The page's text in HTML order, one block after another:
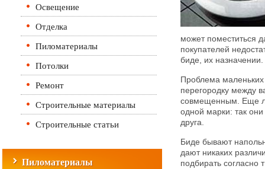
Освещение
Отделка
Пиломатериалы
Потолки
Ремонт
Строительные материалы
Строительные статьи
Пиломатериалы
может поместиться
покупателей
биде, их назначении.
Проблема
перегородку между
совмещенным. Еще
одной марки: так
друга.
Биде бывают
дают никаких
подбирать согласно